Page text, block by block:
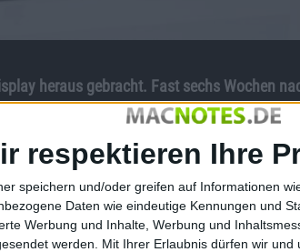
respektieren Ihre
speichern und/oder greifen auf Informationen
Daten wie eindeutige Kennungen und
Werbung und Inhalte, Werbung und
werden.
Mit Ihrer Erlaubnis dürfen wir
heraus gebracht. Fast sechs Wochen
Update auf die Probleme mit dem
Apple Supportseiten erhältlich. Apple
abzustecken. Das Update ist 294 KB
des Updates bereits erstes negatives